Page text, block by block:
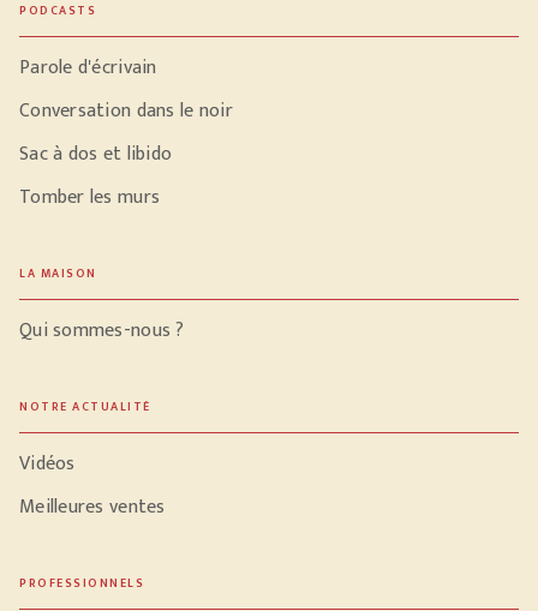
PODCASTS
Parole d'écrivain
Conversation dans le noir
Sac à dos et libido
Tomber les murs
LA MAISON
Qui sommes-nous ?
NOTRE ACTUALITÉ
Vidéos
Meilleures ventes
PROFESSIONNELS